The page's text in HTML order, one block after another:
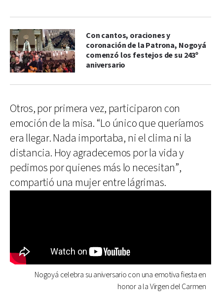
Con cantos, oraciones y
coronación de la Patrona, Nogoyá
comenzó los festejos de su 243º
aniversario
Otros, por primera vez, participaron con
emoción de la misa. “Lo único que queríamos
era llegar. Nada importaba, ni el clima ni la
distancia. Hoy agradecemos por la vida y
pedimos por quienes más lo necesitan”,
compartió una mujer entre lágrimas.
Nogoyá celebra su aniversario con una emotiva fiesta en
honor a la Virgen del Carmen